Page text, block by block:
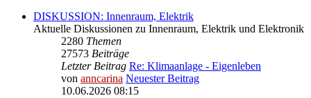
DISKUSSION: Innenraum, Elektrik
Aktuelle Diskussionen zu Innenraum, Elektrik und Elektronik
2280 Themen
27573 Beiträge
Letzter Beitrag Re: Klimaanlage - Eigenleben
von anncarina Neuester Beitrag
10.06.2026 08:15